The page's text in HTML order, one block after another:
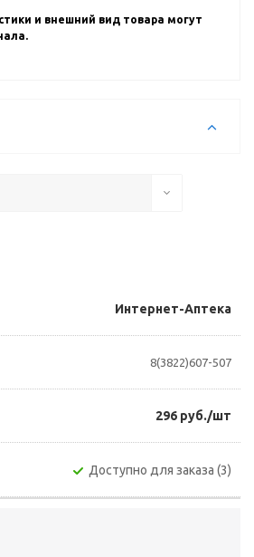
и внешний вид товара могут
Интернет-Аптека
8(3822)607-507
296 руб./шт
Доступно для заказа (3)